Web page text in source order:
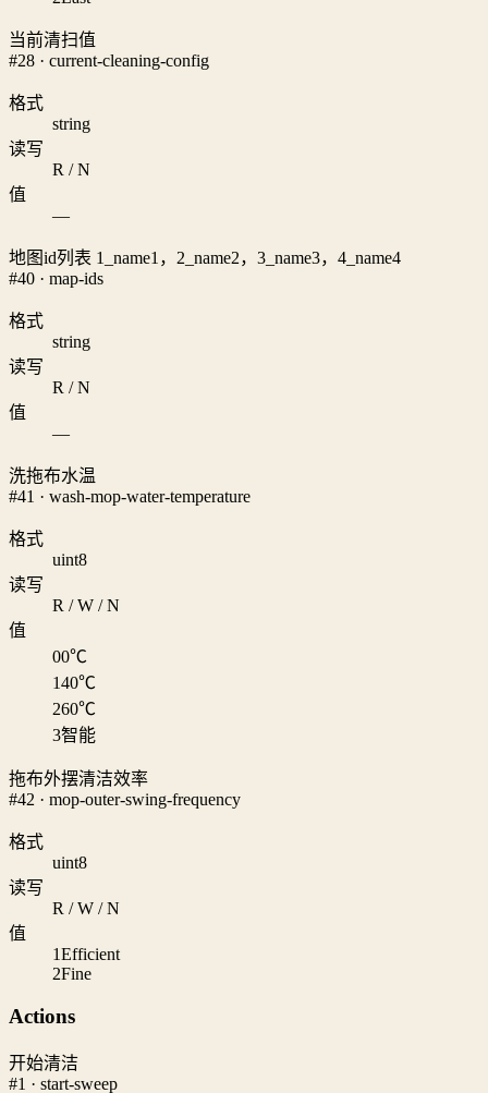
当前清扫值
#28 · current-cleaning-config
格式
string
读写
R / N
值
—
地图id列表 1_name1，2_name2，3_name3，4_name4
#40 · map-ids
格式
string
读写
R / N
值
—
洗拖布水温
#41 · wash-mop-water-temperature
格式
uint8
读写
R / W / N
值
00℃
140℃
260℃
3智能
拖布外摆清洁效率
#42 · mop-outer-swing-frequency
格式
uint8
读写
R / W / N
值
1Efficient
2Fine
Actions
开始清洁
#1 · start-sweep